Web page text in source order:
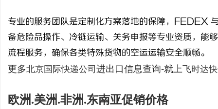
专业的服务团队是定制化方案落地的保障，FEDEX
备危险品操作、冷链运输、关务申报等专业资质，能
流程服务，确保各类特殊货物的空运运输安全顺畅。
更多北京国际快递公司 进出口信息查询-就上 飞时达
欧洲.美洲.非洲.东南亚促销价格